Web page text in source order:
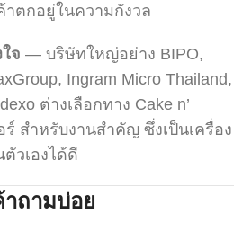
ตกอยู่ในความกังวล
จ — บริษัทใหญ่อย่าง BIPO,
Ingram Micro Thailand,
ต่างเลือกทาง Cake n’
ร์ สำหรับงานสำคัญ ซึ่งเป็นเครื่อง
วเองได้ดี
ถามบ่อย